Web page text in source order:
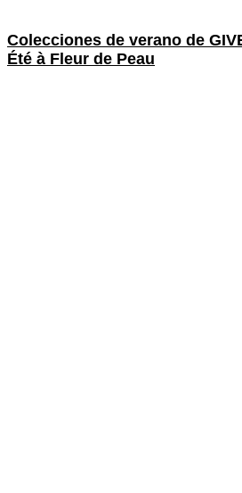
Colecciones de verano de
Été à Fleur de Peau